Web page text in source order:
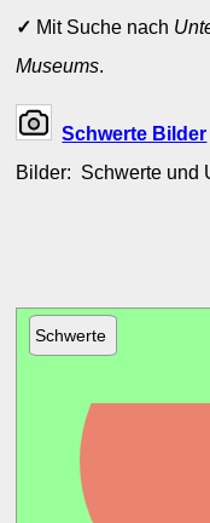
✓ Mit Suche nach
Museums.
Schwerte Bilder
Bilder: Schwerte und
Schwerte